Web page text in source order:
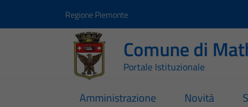
Regione Piemonte
Comune di
Portale Istituzionale
Amministrazione Novità